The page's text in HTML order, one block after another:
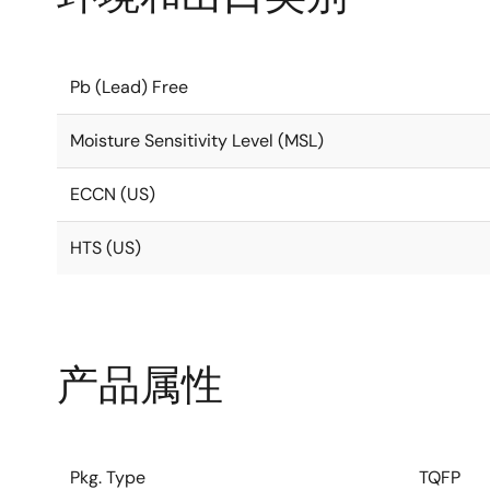
Pb (Lead) Free
Moisture Sensitivity Level (MSL)
ECCN (US)
HTS (US)
产品属性
Pkg. Type TQFP